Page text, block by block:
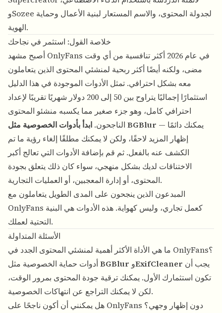
وSozee لجدولة المحتوى، والاسم المستعار لبنية الأعمال وحماية
الهوية.
خلاصة القول: استثمر في نجاحك
أصبح مشهد OnlyFans في عام 2026 أكثر تنافسية من أي وقت
مضى، ولكنه أيضًا أكثر ربحية لمنشئي المحتوى الذين يتعاملون
معه بشكل احترافي. تمثل الأدوات الموجودة في هذا الدليل
استثمارًا إجماليًا يتراوح بين 50 إلى 200 دولار شهريًا تقريبًا لإعداد
احترافي كامل، وهو جزء صغير مما يكسبه منشئو المحتوى
الناجحون. ابدأ بأدوات الخصوصية مثل BGBlur — يمكنك دائمًا
إظهار المزيد لاحقًا، ولكن لا يمكنك مطلقًا إلغاء رؤية ما تم
الكشف عنه بالفعل. ثم قم بإضافة الأدوات التي تعالج أكبر
الاختناقات لديك بشكل منهجي، سواء كان ذلك يتعلق بجودة
المحتوى، أو إدارة المعجبين، أو العمليات التجارية.
المبدعون الذين ينجحون على المدى الطويل يتعاملون مع
OnlyFans كعمل تجاري، وليس كهواية. هذه الأدوات هي البنية
التحتية لعملك.
الأسئلة المتداولة
ما هي الأداة الأكثر أهمية لمنشئي المحتوى الجدد في OnlyFans؟
BGBlur وExifCleaner
تكون استثمارك الأول. يمكنك ترقية جودة المحتوى بمرور الوقت،
لكن لا يمكنك التراجع عن انتهاكات الخصوصية.
هل يمكنني أن أكون ناجحًا على OnlyFans دون إظهار وجهي؟